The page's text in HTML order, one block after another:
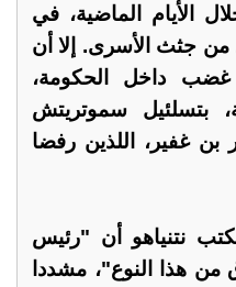
الأيام الماضية، في
من جثث الأسرى. إلا أن
داخل الحكومة،
بتسلئيل سموتريتش
بن غفير، اللذين رفضا
نتنياهو أن "رئيس
من هذا النوع"، مشددا